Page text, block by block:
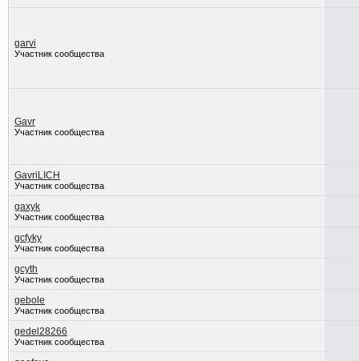
garvi
Участник сообщества
Gavr
Участник сообщества
GavriLICH
Участник сообщества
gaxyk
Участник сообщества
gcfyky
Участник сообщества
gcyth
Участник сообщества
gebole
Участник сообщества
gedel28266
Участник сообщества